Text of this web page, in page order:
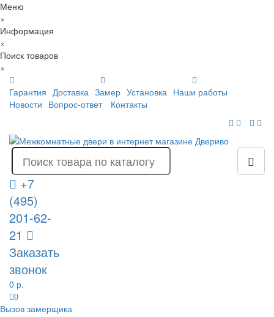
Меню
×
Информация
×
Поиск товаров
×
Гарантия Доставка Замер Установка Наши работы
Новости Вопрос-ответ Контакты
+7
(495)
201-62-
21
Заказать
звонок
0 р.
0
Вызов замерщика